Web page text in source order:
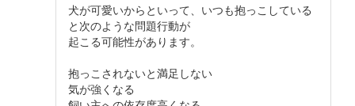
犬が可愛いからといって、いつも抱っこしている
と次のような問題行動が
起こる可能性があります。
抱っこされないと満足しない
気が強くなる